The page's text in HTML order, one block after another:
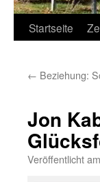
Startseite
← Beziehung:
Jon
Veröffentlicht am